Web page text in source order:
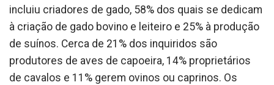
incluiu criadores de gado, 58% dos quais se dedicam
à criação de gado bovino e leiteiro e 25% à produção
de suínos. Cerca de 21% dos inquiridos são
produtores de aves de capoeira, 14% proprietários
de cavalos e 11% gerem ovinos ou caprinos. Os